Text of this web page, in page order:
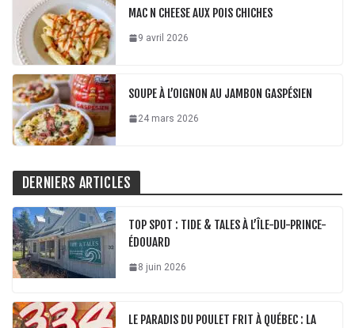
MAC N CHEESE AUX POIS CHICHES
9 avril 2026
SOUPE À L’OIGNON AU JAMBON GASPÉSIEN
24 mars 2026
DERNIERS ARTICLES
TOP SPOT : TIDE & TALES À L’ÎLE-DU-PRINCE-
ÉDOUARD
8 juin 2026
LE PARADIS DU POULET FRIT À QUÉBEC : LA